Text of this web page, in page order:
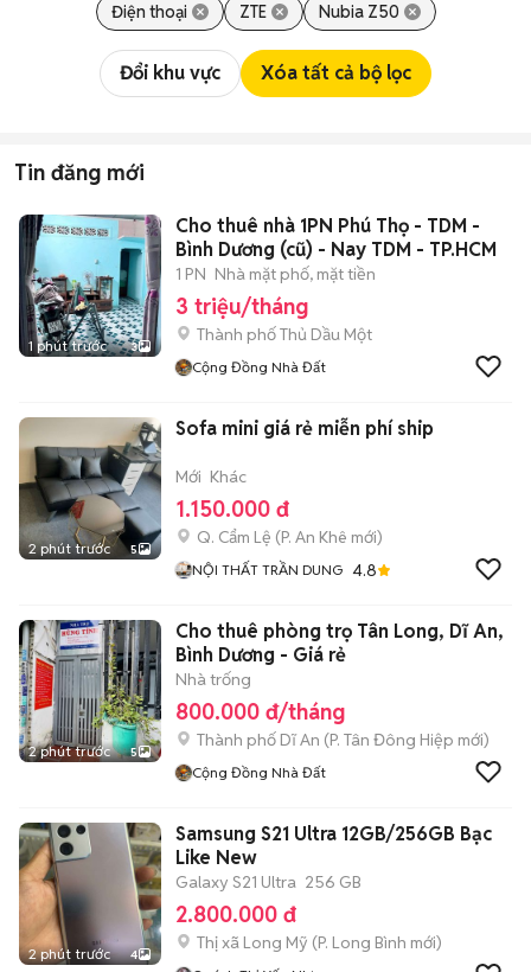
Điện thoại ZTE Nubia Z50
Đổi khu vực Xóa tất cả bộ lọc
Tin đăng mới
1 phút trước 3
Cho thuê nhà 1PN Phú Thọ - TDM -
Bình Dương (cũ) - Nay TDM - TP.HCM
1 PN Nhà mặt phố, mặt tiền
3 triệu/tháng
Thành phố Thủ Dầu Một
Cộng Đồng Nhà Đất
2 phút trước 5
Sofa mini giá rẻ miễn phí ship
Mới Khác
1.150.000 đ
Q. Cẩm Lệ (P. An Khê mới)
NỘI THẤT TRẦN DUNG 4.8
2 phút trước 5
Cho thuê phòng trọ Tân Long, Dĩ An,
Bình Dương - Giá rẻ
Nhà trống
800.000 đ/tháng
Thành phố Dĩ An (P. Tân Đông Hiệp mới)
Cộng Đồng Nhà Đất
2 phút trước 4
Samsung S21 Ultra 12GB/256GB Bạc
Like New
Galaxy S21 Ultra 256 GB
2.800.000 đ
Thị xã Long Mỹ (P. Long Bình mới)